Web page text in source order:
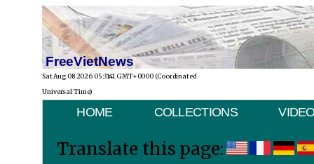
FreeVietNews
Sat Aug 08 2026 05:31:41 GMT+0000 (Coordinated
Universal Time)
HOME COLLECTIONS
Translate this page: